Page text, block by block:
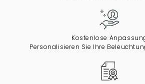
Kostenlose
Personalisieren Sie Ihre